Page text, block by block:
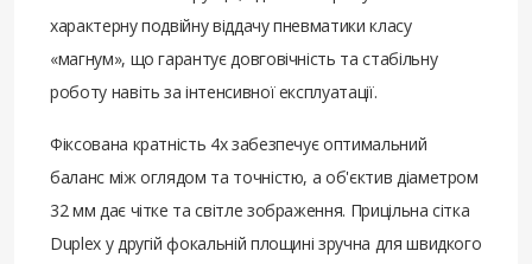
характерну подвійну віддачу пневматики класу
«магнум», що гарантує довговічність та стабільну
роботу навіть за інтенсивної експлуатації.
Фіксована кратність 4x забезпечує оптимальний
баланс між оглядом та точністю, а об'єктив діаметром
32 мм дає чітке та світле зображення. Прицільна сітка
Duplex у другій фокальній площині зручна для швидкого